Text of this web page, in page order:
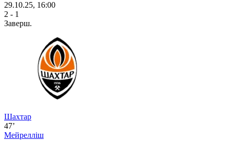
29.10.25, 16:00
2 - 1
Заверш.
Шахтар
47’
Мейрелліш